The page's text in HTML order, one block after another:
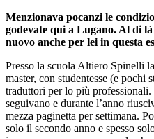
Menzionava pocanzi le
godevate qui a Lugano. Al di là
nuovo anche per lei in questa
Presso la scuola Altiero Spinelli
master, con studentesse (e pochi
traduttori per lo più
seguivano e durante l’anno
mezza paginetta per settimana.
solo il secondo anno e spesso